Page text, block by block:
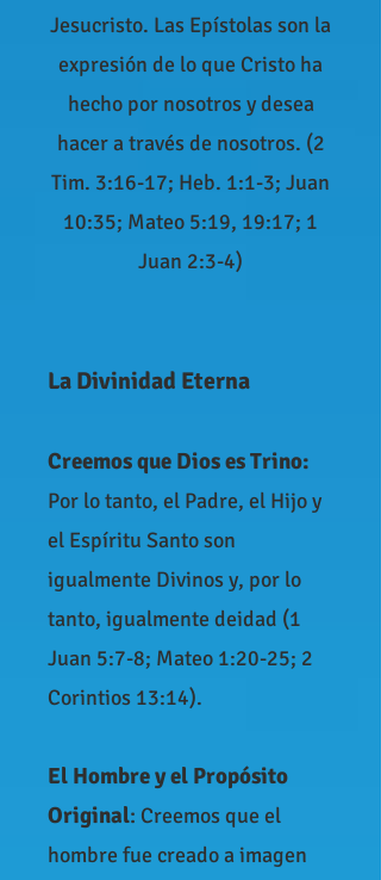
Jesucristo. Las Epístolas son la
expresión de lo que Cristo ha
hecho por nosotros y desea
hacer a través de nosotros. (2
Tim. 3:16-17; Heb. 1:1-3; Juan
10:35; Mateo 5:19, 19:17; 1
Juan 2:3-4)
La Divinidad Eterna
Creemos que Dios es Trino:
Por lo tanto, el Padre, el Hijo y
el Espíritu Santo son
igualmente Divinos y, por lo
tanto, igualmente deidad (1
Juan 5:7-8; Mateo 1:20-25; 2
Corintios 13:14).
El Hombre y el Propósito
Original: Creemos que el
hombre fue creado a imagen